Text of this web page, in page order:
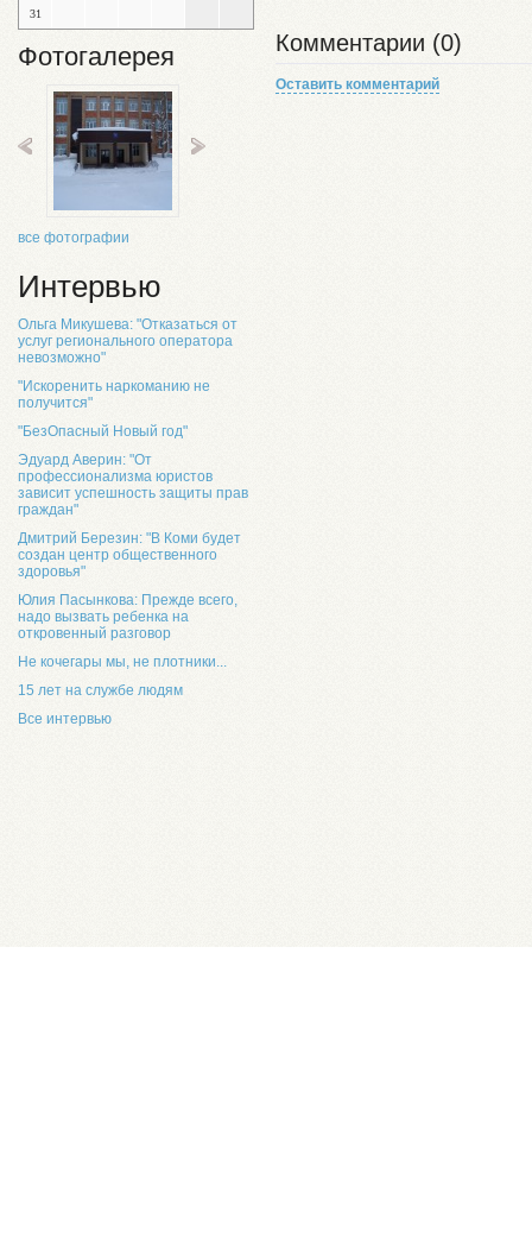
31
Фотогалерея
все фотографии
Интервью
Ольга Микушева: "Отказаться от
услуг регионального оператора
невозможно"
"Искоренить наркоманию не
получится"
"БезОпасный Новый год"
Эдуард Аверин: "От
профессионализма юристов
зависит успешность защиты прав
граждан"
Дмитрий Березин: "В Коми будет
создан центр общественного
здоровья"
Юлия Пасынкова: Прежде всего,
надо вызвать ребенка на
откровенный разговор
Не кочегары мы, не плотники...
15 лет на службе людям
Все интервью
Комментарии (0)
Оставить комментарий